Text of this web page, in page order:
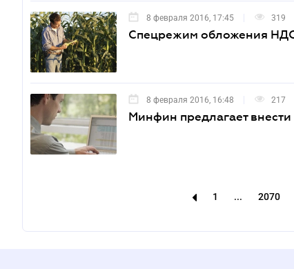
8 февраля 2016, 17:45 319
Спецрежим обложения НДС
8 февраля 2016, 16:48 217
Минфин предлагает
1 ... 2070